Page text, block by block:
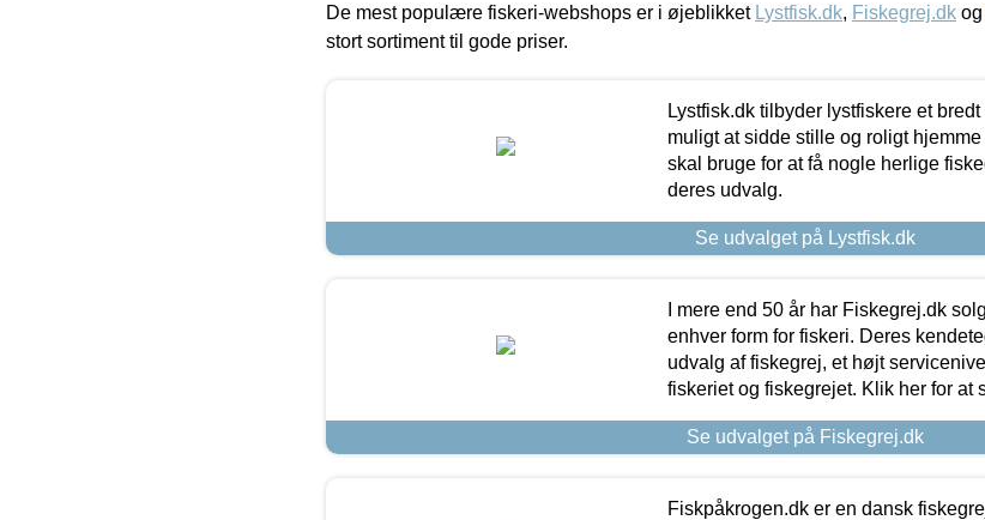
De mest populære fiskeri-webshops er i øjeblikket Lystfisk.dk, Fiskegrej.dk og
stort sortiment til gode priser.
Lystfisk.dk tilbyder lystfiskere et
muligt at sidde stille og roligt
skal bruge for at få nogle herlige
deres udvalg.
Se udvalget på Lystfisk.dk
I mere end 50 år har Fiskegrej.dk
enhver form for fiskeri. Deres
udvalg af fiskegrej, et højt
fiskeriet og fiskegrejet. Klik her for at
Se udvalget på Fiskegrej.dk
Fiskpåkrogen.dk er en dansk